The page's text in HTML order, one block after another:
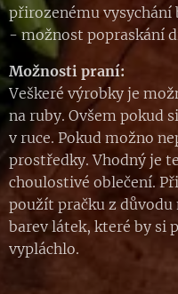
přirozenému vysychání
- možnost popraskání
Možnosti praní:
Veškeré výrobky je
na ruby. Ovšem pokud
v ruce. Pokud možno
prostředky. Vhodný je
choulostivé oblečení.
použít pračku z
barev látek, které by si
vypláchlo.